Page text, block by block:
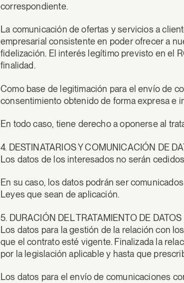
correspondiente.
La comunicación de ofertas y servicios a
empresarial consistente en poder ofrecer a
fidelización. El interés legítimo previsto en el
finalidad.
Como base de legitimación para el envío de
consentimiento obtenido de forma expresa e
En todo caso, tiene derecho a oponerse al
4. DESTINATARIOS Y COMUNICACIÓN DE
Los datos de los interesados no serán
En su caso, los datos podrán ser
Leyes que sean de aplicación.
5. DURACIÓN DEL TRATAMIENTO DE DATOS
Los datos para la gestión de la relación con
que el contrato esté vigente. Finalizada la
por la legislación aplicable y hasta que
Los datos para el envío de comunicaciones